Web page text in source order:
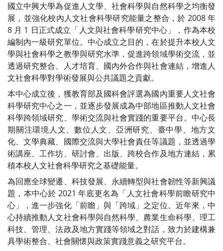
國立中興大學為促進人文學、社會科學與自然科學之均衡發
展，並強化校內人文社會科學研究能量之整合，於 2008 年
8 月 1 日正式成立「人文與社會科學研究中心」，作為本校
編制內一級研究單位。中心成立之目的，在於提升本校人文
學與社會科學之教學與研究水準，促進跨領域學術交流，並
透過研究整合、人才培育、國內外合作與社會連結，增進人
文社會科學對學術發展與公共議題之貢獻。
本中心成立後，獲教育部及國科會評選為國內重要人文社會
科學研究中心之一，並逐步發展成為中部地區推動人文社會
科學跨領域研究、學術交流與社會實踐的重要平台。中心長
期關注環境人文、數位人文、亞洲研究、臺中學、地方文
化、文學典藏、國際交流與大學社會責任等議題，並透過學
術講座、工作坊、研討會、出版、跨校合作及地方連結，累
積本校人文社會科學研究之基礎能量。
為回應全球變遷、科技發展、永續轉型與社會韌性等新興議
題，本中心於 2021 年底更名為「人文社會科學前瞻研究中
心」，進一步強化「前瞻」與「跨域」之定位。近年來，中
心持續推動人文社會科學與自然科學、農業生命科學、理工
科技、管理、法政及地方實踐等領域之對話，致力於建構兼
具學術整合、社會關懷與政策實踐意義之研究平台。